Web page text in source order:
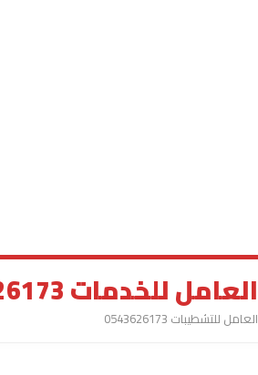
العامل للخدمات 0543626173
العامل للتشطيبات 0543626173